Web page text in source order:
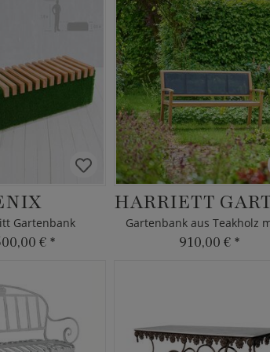
Gartenbank
€ * 910,00 € *